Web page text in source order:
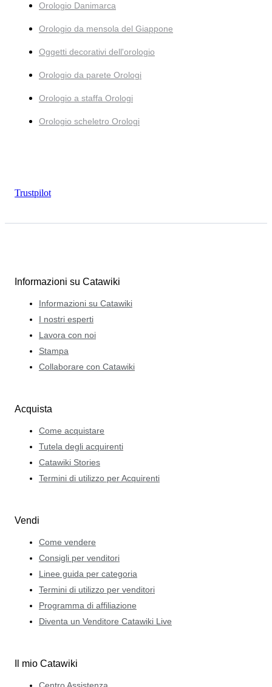
Orologio Danimarca
Orologio da mensola del Giappone
Oggetti decorativi dell'orologio
Orologio da parete Orologi
Orologio a staffa Orologi
Orologio scheletro Orologi
Trustpilot
Informazioni su Catawiki
Informazioni su Catawiki
I nostri esperti
Lavora con noi
Stampa
Collaborare con Catawiki
Acquista
Come acquistare
Tutela degli acquirenti
Catawiki Stories
Termini di utilizzo per Acquirenti
Vendi
Come vendere
Consigli per venditori
Linee guida per categoria
Termini di utilizzo per venditori
Programma di affiliazione
Diventa un Venditore Catawiki Live
Il mio Catawiki